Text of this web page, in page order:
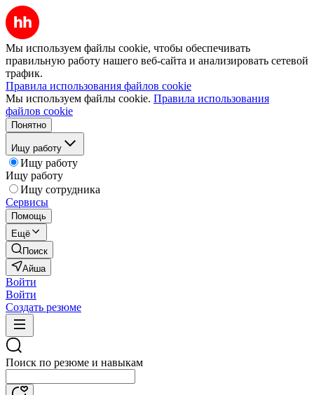
Мы используем файлы cookie, чтобы обеспечивать
правильную работу нашего веб-сайта и анализировать сетевой
трафик.
Правила использования файлов cookie
Мы используем файлы cookie. Правила использования
файлов cookie
Понятно
Ищу работу
Ищу работу
Ищу работу
Ищу сотрудника
Сервисы
Помощь
Ещё
Поиск
Айша
Войти
Войти
Создать резюме
Поиск по резюме и навыкам